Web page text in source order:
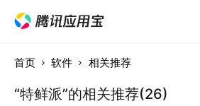
首页 软件 相关推荐
“特鲜派”的相关推荐(26)